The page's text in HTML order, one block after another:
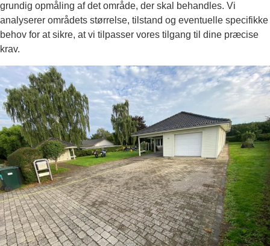
grundig opmåling af det område, der skal behandles. Vi
analyserer områdets størrelse, tilstand og eventuelle specifikke
behov for at sikre, at vi tilpasser vores tilgang til dine præcise
krav.